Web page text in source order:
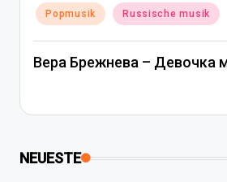
Posted
in
Popmusik Russische musik
Вера Брежнева – Девочка
NEUESTE